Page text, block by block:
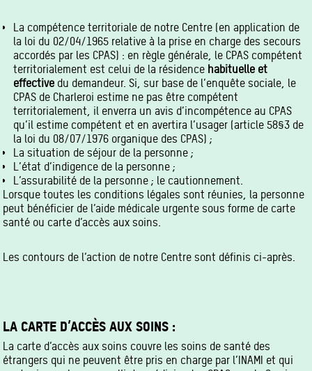
La compétence territoriale de notre Centre (en application de
la loi du 02/04/1965 relative à la prise en charge des secours
accordés par les CPAS) : en règle générale, le CPAS compétent
territorialement est celui de la résidence habituelle et
effective du demandeur. Si, sur base de l’enquête sociale, le
CPAS de Charleroi estime ne pas être compétent
territorialement, il enverra un avis d’incompétence au CPAS
qu’il estime compétent et en avertira l’usager (article 58§3 de
la loi du 08/07/1976 organique des CPAS) ;
La situation de séjour de la personne ;
L’état d’indigence de la personne ;
L’assurabilité de la personne ; le cautionnement.
Lorsque toutes les conditions légales sont réunies, la personne
peut bénéficier de l’aide médicale urgente sous forme de carte
santé ou carte d’accès aux soins.
Les contours de l’action de notre Centre sont définis ci-après.
LA CARTE D’ACCÈS AUX SOINS :
La carte d’accès aux soins couvre les soins de santé des
étrangers qui ne peuvent être pris en charge par l’INAMI et qui